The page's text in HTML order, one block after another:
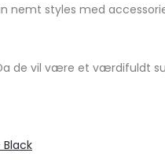
nemt styles med
de vil være et værdifuldt